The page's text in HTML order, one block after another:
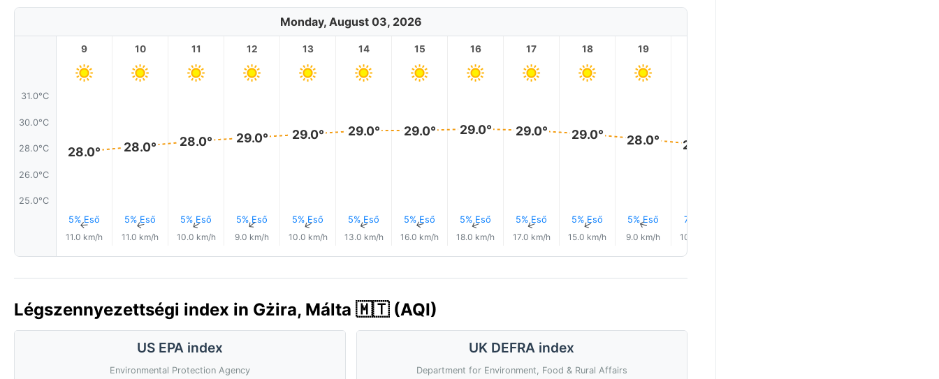
Monday, August 03, 2026
31.0°C
30.0°C
28.0°C
26.0°C
25.0°C
9
28.0°
5% Eső
↑
11.0 km/h
10
28.0°
5% Eső
↑
11.0 km/h
11
28.0°
5% Eső
↑
10.0 km/h
12
29.0°
5% Eső
↑
9.0 km/h
13
29.0°
5% Eső
↑
10.0 km/h
14
29.0°
5% Eső
↑
13.0 km/h
15
29.0°
5% Eső
↑
16.0 km/h
16
29.0°
5% Eső
↑
18.0 km/h
17
29.0°
5% Eső
↑
17.0 km/h
18
29.0°
5% Eső
↑
15.0 km/h
19
28.0°
5% Eső
↑
9.0 km/h
28.0°
7% Eső
10.0 km/h
Légszennyezettségi index in Gżira, Málta 🇲🇹 (AQI)
US EPA index
Environmental Protection Agency
UK DEFRA index
Department for Environment, Food & Rural Affairs